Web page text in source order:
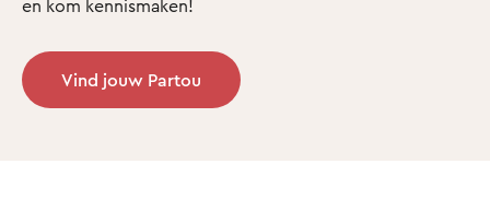
en kom kennismaken!
Vind jouw Partou